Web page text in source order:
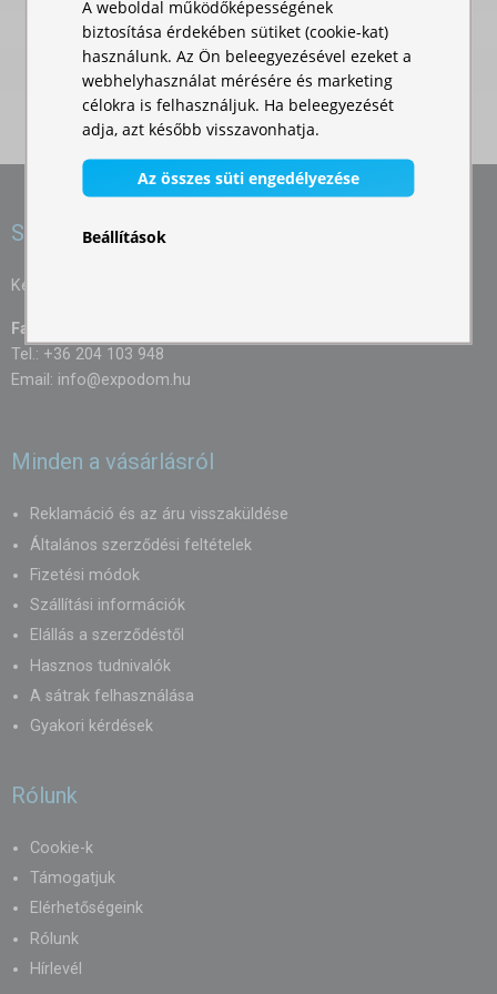
az asztal inogni fog, vagy felborul.
A kinyitható műanyag asztal egész évben szolgálatára lesz,
nyáron a vakáció idején, télen pedig a karácsonyi ünnepek
meghittségében. Használja ki az összes előnyét.
Szívesen segítünk
Kérdéseit szívesen megválaszoljuk:
Farkas Éva
Tel.: +36 204 103 948
Email: info@expodom.hu
Minden a vásárlásról
Reklamáció és az áru visszaküldése
Általános szerződési feltételek
Fizetési módok
Szállítási információk
Elállás a szerződéstől
Hasznos tudnivalók
A sátrak felhasználása
Gyakori kérdések
Rólunk
Cookie-k
Támogatjuk
Elérhetőségeink
Rólunk
Hírlevél
A weboldal működőképességének
biztosítása érdekében sütiket (cookie-kat)
használunk. Az Ön beleegyezésével ezeket a
webhelyhasználat mérésére és marketing
célokra is felhasználjuk. Ha beleegyezését
adja, azt később visszavonhatja.
Az összes süti engedélyezése
Beállítások